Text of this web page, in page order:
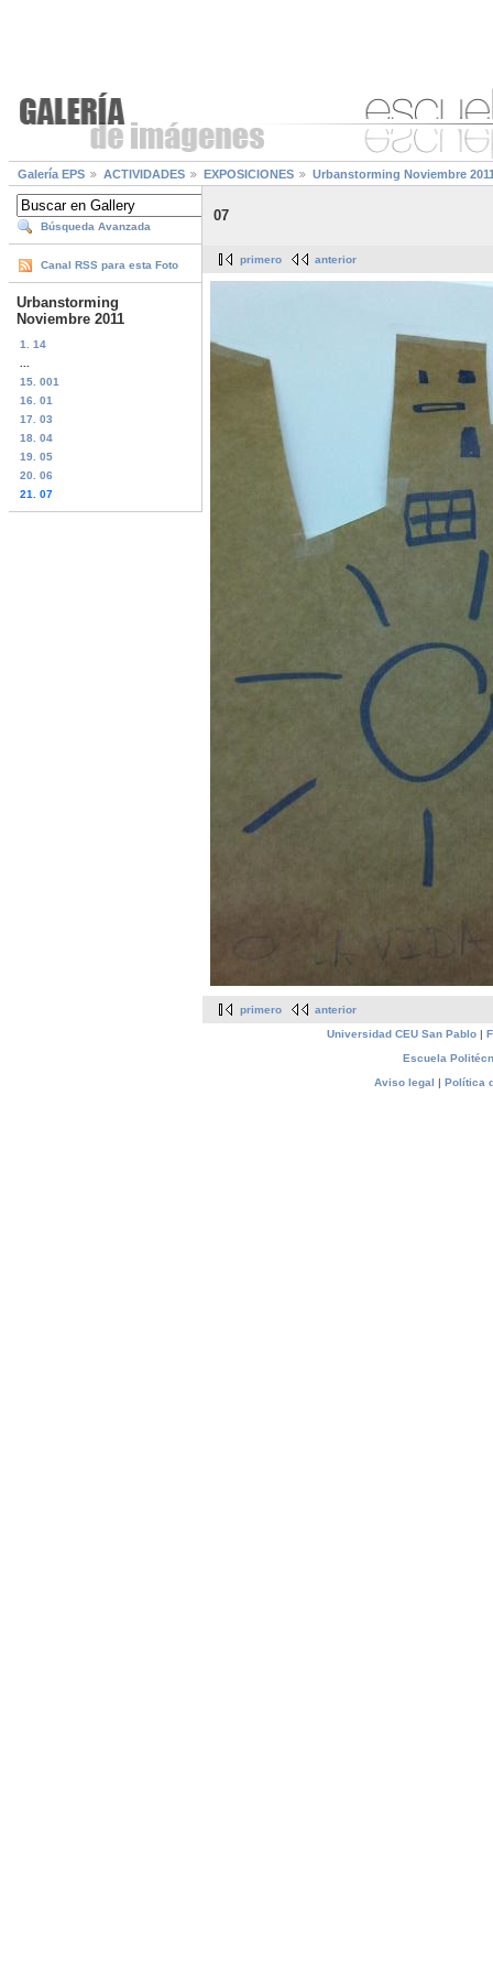
Galería EPS ACTIVIDADES EXPOSICIONES Urbanstorming Noviembre
Búsqueda Avanzada
Canal RSS para esta Foto
Urbanstorming
Noviembre 2011
1. 14
15. 001
16. 01
17. 03
18. 04
19. 05
20. 06
21. 07
07
primero anterior
primero
anterior
Universidad CEU San Pablo|
Escuela
Aviso legal | Política